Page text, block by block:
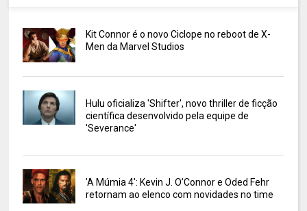
Kit Connor é o novo Ciclope no reboot de X-
Men da Marvel Studios
Hulu oficializa 'Shifter', novo thriller de ficção
científica desenvolvido pela equipe de
'Severance'
'A Múmia 4': Kevin J. O’Connor e Oded Fehr
retornam ao elenco com novidades no time